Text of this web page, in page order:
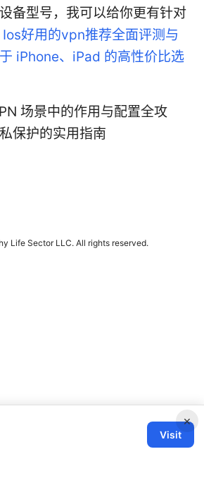
备型号，我可以给你更有针对
Ios好用的vpn推荐全面评测与
iPhone、iPad 的高性价比选
场景中的作用与配置全攻
保护的实用指南
×
Visit
Life Sector LLC. All rights reserved.